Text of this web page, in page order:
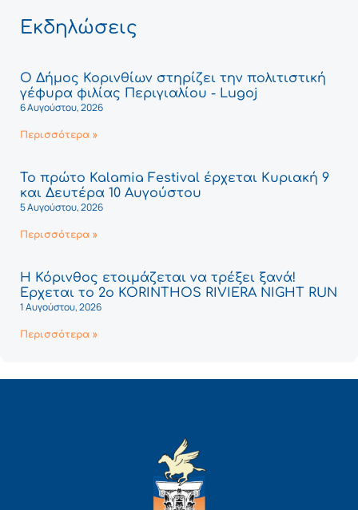
Εκδηλώσεις
Ο Δήμος Κορινθίων στηρίζει την πολιτιστική
γέφυρα φιλίας Περιγιαλίου - Lugoj
6 Αυγούστου, 2026
Περισσότερα »
Το πρώτο Kalamia Festival έρχεται Κυριακή 9
και Δευτέρα 10 Αυγούστου
5 Αυγούστου, 2026
Περισσότερα »
Η Κόρινθος ετοιμάζεται να τρέξει ξανά!
Έρχεται το 2ο KORINTHOS RIVIERA NIGHT RUN
1 Αυγούστου, 2026
Περισσότερα »